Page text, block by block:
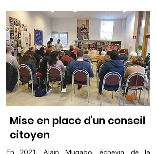
Mise en place d'un conseil
citoyen
En 2021, Alain Mugabo, échevin de la